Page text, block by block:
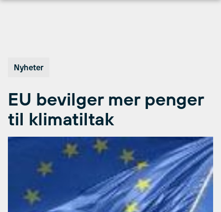
Nyheter
EU bevilger mer penger
til klimatiltak